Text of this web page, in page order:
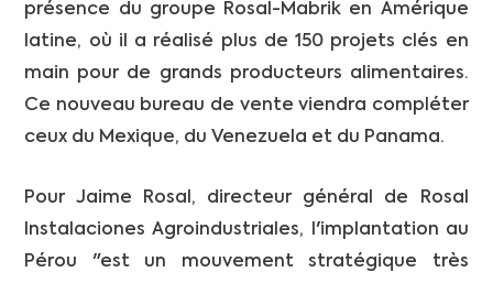
présence du groupe Rosal-Mabrik en Amérique
latine, où il a réalisé plus de 150 projets clés en
main pour de grands producteurs alimentaires.
Ce nouveau bureau de vente viendra compléter
ceux du Mexique, du Venezuela et du Panama.
Pour Jaime Rosal, directeur général de Rosal
Instalaciones Agroindustriales, l'implantation au
Pérou "est un mouvement stratégique très